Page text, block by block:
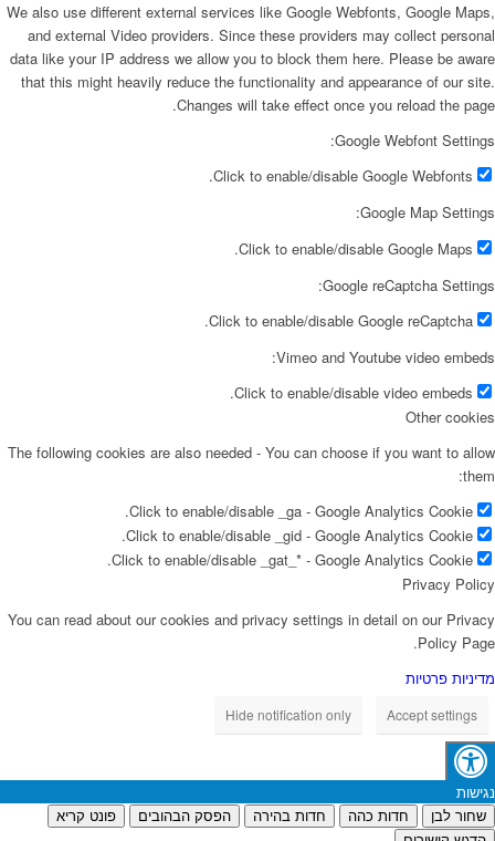
We also use different external services like Google Webfonts, Google Maps,
and external Video providers. Since these providers may collect personal
data like your IP address we allow you to block them here. Please be aware
that this might heavily reduce the functionality and appearance of our site.
Changes will take effect once you reload the page.
Google Webfont Settings:
Click to enable/disable Google Webfonts.
Google Map Settings:
Click to enable/disable Google Maps.
Google reCaptcha Settings:
Click to enable/disable Google reCaptcha.
Vimeo and Youtube video embeds:
Click to enable/disable video embeds.
Other cookies
The following cookies are also needed - You can choose if you want to allow
them:
Click to enable/disable _ga - Google Analytics Cookie.
Click to enable/disable _gid - Google Analytics Cookie.
Click to enable/disable _gat_* - Google Analytics Cookie.
Privacy Policy
You can read about our cookies and privacy settings in detail on our Privacy
Policy Page.
מדיניות פרטיות
Accept settings
Hide notification only
נגישות
שחור לבן חדות כהה חדות בהירה הפסק הבהובים
פונט קריא